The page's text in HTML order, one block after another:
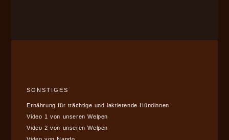
SONSTIGES
Ernährung für trächtige und laktierende Hündinnen
Video 1 von unseren Welpen
Video 2 von unseren Welpen